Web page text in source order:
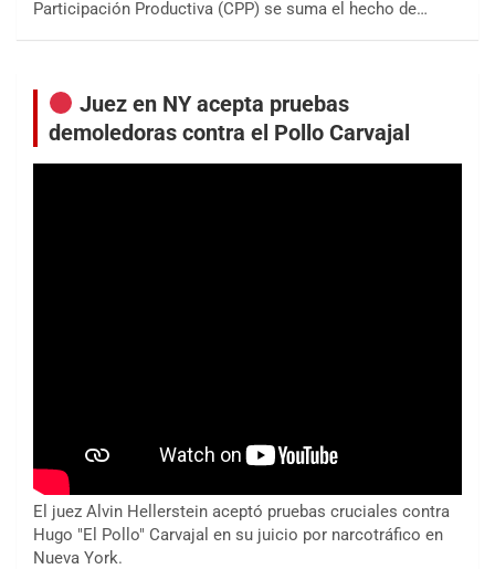
Participación Productiva (CPP) se suma el hecho de…
Juez en NY acepta pruebas
demoledoras contra el Pollo Carvajal
El juez Alvin Hellerstein aceptó pruebas cruciales contra
Hugo "El Pollo" Carvajal en su juicio por narcotráfico en
Nueva York.